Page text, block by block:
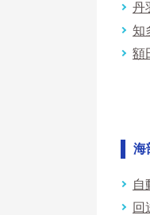
丹
知
額
海
自
回